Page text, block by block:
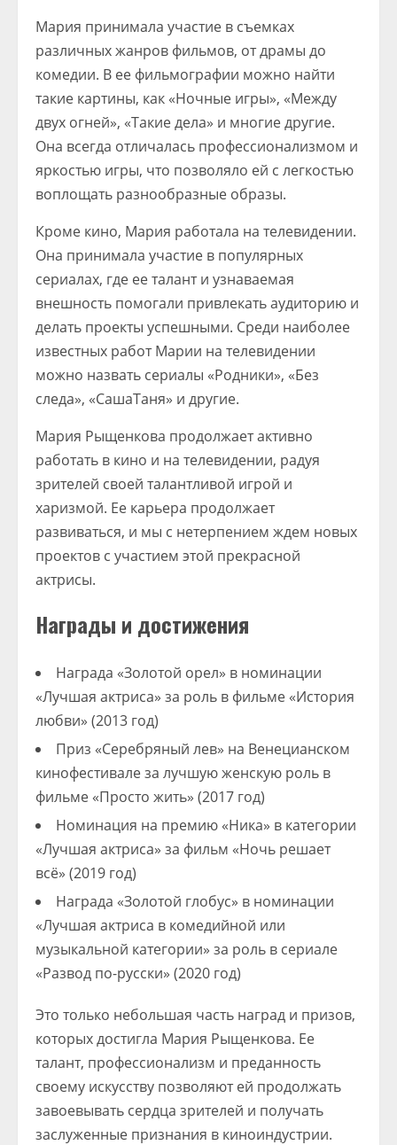
Мария принимала участие в съемках
различных жанров фильмов, от драмы до
комедии. В ее фильмографии можно найти
такие картины, как «Ночные игры», «Между
двух огней», «Такие дела» и многие другие.
Она всегда отличалась профессионализмом и
яркостью игры, что позволяло ей с легкостью
воплощать разнообразные образы.
Кроме кино, Мария работала на телевидении.
Она принимала участие в популярных
сериалах, где ее талант и узнаваемая
внешность помогали привлекать аудиторию и
делать проекты успешными. Среди наиболее
известных работ Марии на телевидении
можно назвать сериалы «Родники», «Без
следа», «СашаТаня» и другие.
Мария Рыщенкова продолжает активно
работать в кино и на телевидении, радуя
зрителей своей талантливой игрой и
харизмой. Ее карьера продолжает
развиваться, и мы с нетерпением ждем новых
проектов с участием этой прекрасной
актрисы.
Награды и достижения
Награда «Золотой орел» в номинации
«Лучшая актриса» за роль в фильме «История
любви» (2013 год)
Приз «Серебряный лев» на Венецианском
кинофестивале за лучшую женскую роль в
фильме «Просто жить» (2017 год)
Номинация на премию «Ника» в категории
«Лучшая актриса» за фильм «Ночь решает
всё» (2019 год)
Награда «Золотой глобус» в номинации
«Лучшая актриса в комедийной или
музыкальной категории» за роль в сериале
«Развод по-русски» (2020 год)
Это только небольшая часть наград и призов,
которых достигла Мария Рыщенкова. Ее
талант, профессионализм и преданность
своему искусству позволяют ей продолжать
завоевывать сердца зрителей и получать
заслуженные признания в киноиндустрии.